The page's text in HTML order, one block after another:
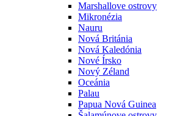
Marshallove ostrovy
Mikronézia
Nauru
Nová Británia
Nová Kaledónia
Nové Írsko
Nový Zéland
Oceánia
Palau
Papua Nová Guinea